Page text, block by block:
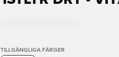
TILLGÄNGLIGA FÄRGER